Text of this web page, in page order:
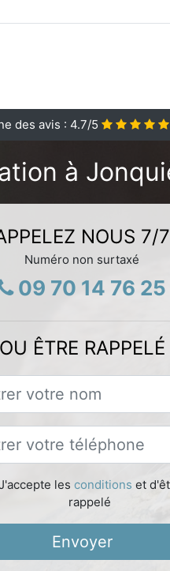
des avis : 4.7/5
à
NOUS 7/7
Numéro non surtaxé
09 70 14 76 25
OU ÊTRE RAPPELÉ
les conditions et
rappelé
Envoyer